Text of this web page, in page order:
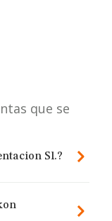
que se
Sl.?